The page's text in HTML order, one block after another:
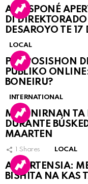
A POSPONÉ
DI
DESAROYO TE
LOCAL
PROPOSISHON
PÚBLIKO
BONEIRU?
INTERNATIONAL
MARINIRNAN TA
DURANTE
MAARTEN
1 Shares LOCAL
ATVERTENSIA:
BISHITA NA KAS